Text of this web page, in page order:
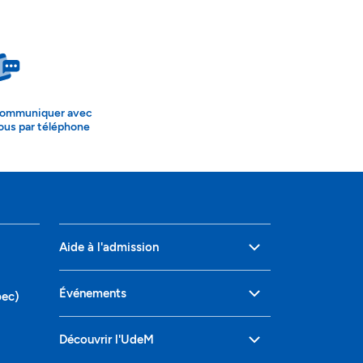
avec
par téléphone
Aide à l'admission
Événements
Découvrir l'UdeM